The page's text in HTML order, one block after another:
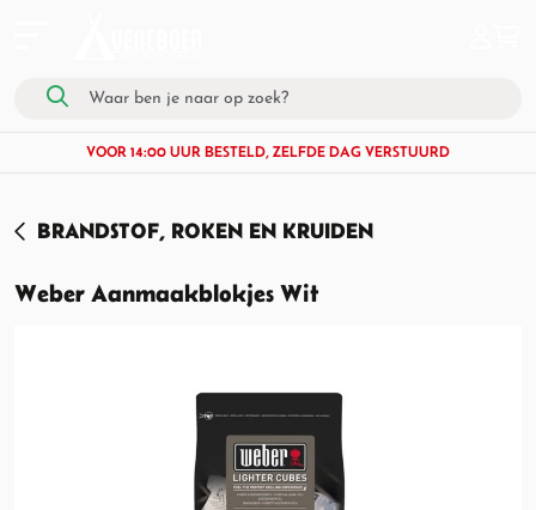
VOOR 14:00 UUR BESTELD, ZELFDE DAG VERSTUURD
BRANDSTOF, ROKEN EN KRUIDEN
Weber Aanmaakblokjes Wit